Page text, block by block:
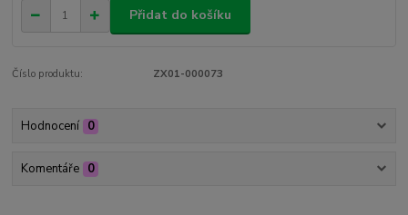
Přidat do košíku
Číslo produktu: ZX01-000073
Hodnocení 0
Komentáře 0